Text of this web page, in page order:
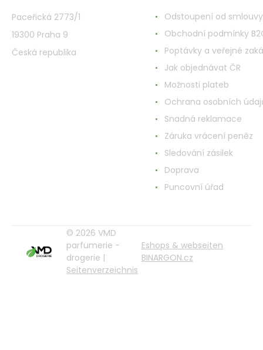
Paceřická 2773/1
19300 Praha 9
Česká republika
Odstoupení od smlouvy
Obchodní podmínky
Poptávky a veřejné
Jak objednávat ČR
Možnosti plateb
Ochrana osobních
Snadná reklamace
Záruka vrácení peněz
Sledování zásilek
Doprava
Puncovní úřad
© 2026 VMD
parfumerie -
drogerie |
Seitenverzeichnis
Eshops & webseiten
BINARGON.cz